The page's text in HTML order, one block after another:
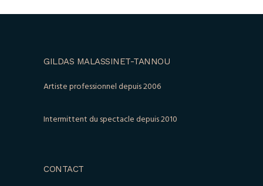
GILDAS MALASSINET-TANNOU
Artiste professionnel depuis 2006
Intermittent du spectacle depuis 2010
CONTACT